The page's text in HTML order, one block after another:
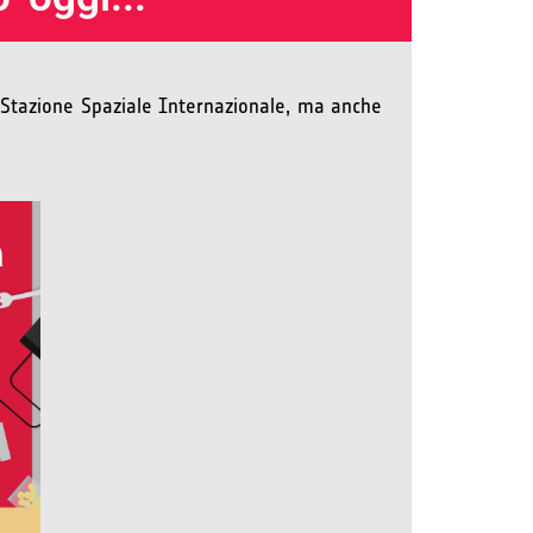
Spaziale Internazionale, ma anche